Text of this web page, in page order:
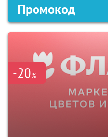
Промокод
-20%